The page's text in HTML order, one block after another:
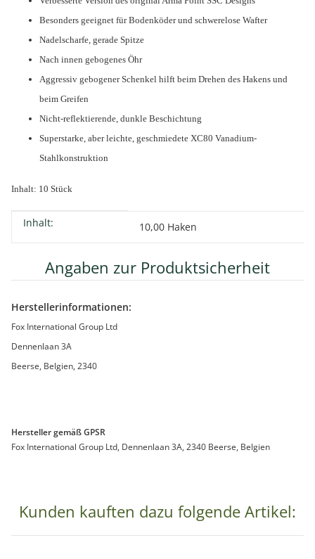
Besonders geeignet für Bodenköder und schwerelose Wafter
Nadelscharfe, gerade Spitze
Nach innen gebogenes Öhr
Aggressiv gebogener Schenkel hilft beim Drehen des Hakens und
beim Greifen
Nicht-reflektierende, dunkle Beschichtung
Superstarke, aber leichte, geschmiedete XC80 Vanadium-
Stahlkonstruktion
Inhalt: 10 Stück
Produkteigenschaft
Wert
Inhalt: 10,00 Haken
Angaben zur Produktsicherheit
Herstellerinformationen:
Fox International Group Ltd
Dennenlaan 3A
Beerse, Belgien, 2340
Hersteller gemäß GPSR
Fox International Group Ltd, Dennenlaan 3A, 2340 Beerse, Belgien
Kunden kauften dazu folgende Artikel: